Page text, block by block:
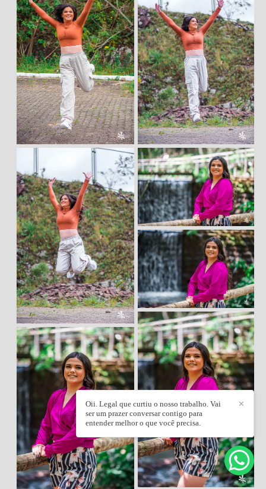
✕
Oii. Legal que curtiu o nosso trabalho. Vai
ser um prazer conversar contigo para
entender melhor o que você precisa.